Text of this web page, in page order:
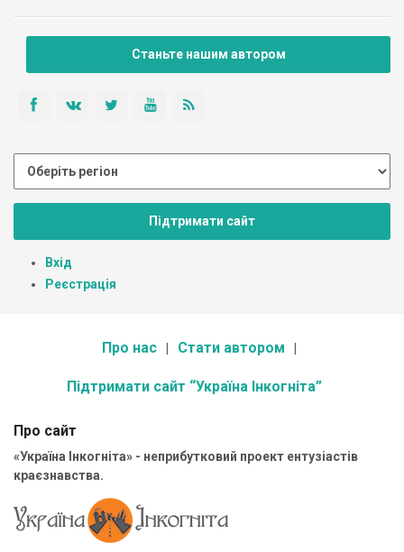
Станьте нашим автором
Підтримати сайт
Вхід
Реєстрація
Про нас Стати автором
Підтримати сайт “Україна Інкогніта”
Про сайт
«Україна Інкогніта» - неприбутковий проект ентузіастів
краєзнавства.